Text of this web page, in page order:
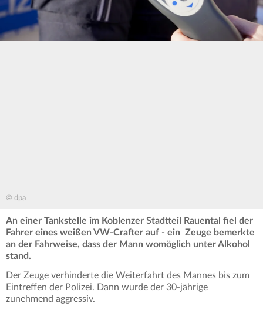
© dpa
An einer Tankstelle im Koblenzer Stadtteil Rauental fiel der
Fahrer eines weißen VW-Crafter auf - ein Zeuge bemerkte
an der Fahrweise, dass der Mann womöglich unter Alkohol
stand.
Der Zeuge verhinderte die Weiterfahrt des Mannes bis zum
Eintreffen der Polizei. Dann wurde der 30-jährige
zunehmend aggressiv.